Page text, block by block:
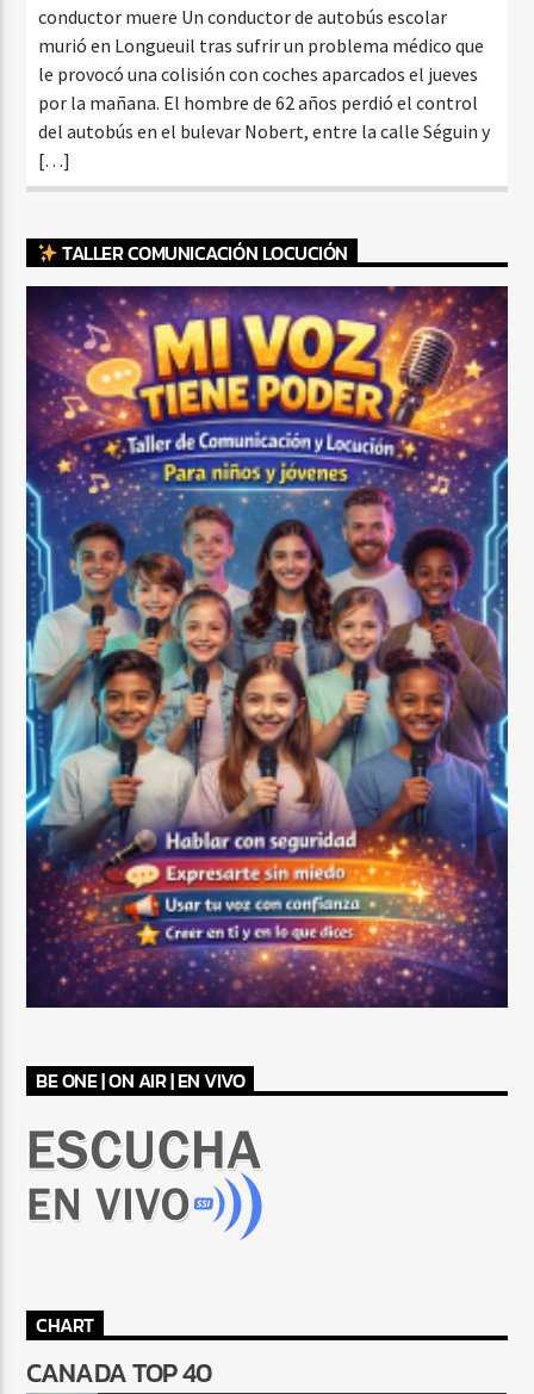
conductor muere Un conductor de autobús escolar
murió en Longueuil tras sufrir un problema médico que
le provocó una colisión con coches aparcados el jueves
por la mañana. El hombre de 62 años perdió el control
del autobús en el bulevar Nobert, entre la calle Séguin y
[…]
TALLER COMUNICACIÓN LOCUCIÓN
BE ONE | ON AIR | EN VIVO
CHART
CANADA TOP 40